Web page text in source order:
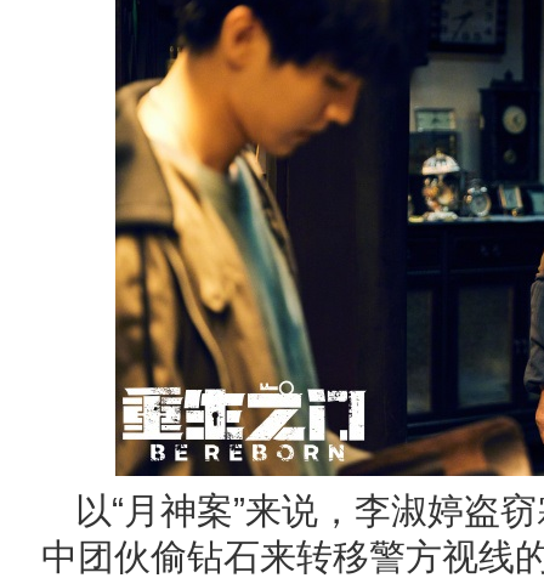
以“月神案”来说，李淑婷盗
中团伙偷钻石来转移警方视线